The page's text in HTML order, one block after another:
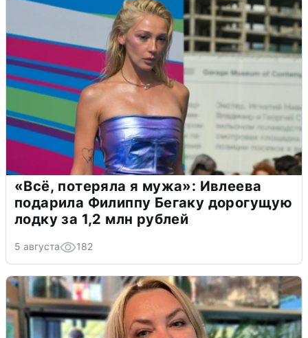
«Всё, потеряла я мужа»: Ивлеева
подарила Филиппу Бегаку дорогущую
лодку за 1,2 млн рублей
5 августа 182